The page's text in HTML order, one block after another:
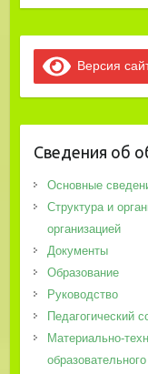
Версия
Сведения об
Основные
Структура и
организацией
Документы
Образование
Руководство
Педагогический
Материально-